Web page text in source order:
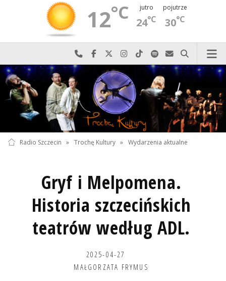
12°C jutro
24°C
pojutrze
30°C
Najlepiej po prostu do nas zadzwoń
Odwiedź nas na Facebook-u
Odwiedź nas na X
Odwiedź nas na Instagram-ie
Odwiedź nas na TikTok-u
Szukaj nas na Spotify
Wyślij do nas
Szukaj
Radio Szczecin » Trochę Kultury » Wydarzenia aktualne
Gryf i Melpomena.
Historia szczecińskich
teatrów według ADL.
2025-04-27
MAŁGORZATA FRYMUS